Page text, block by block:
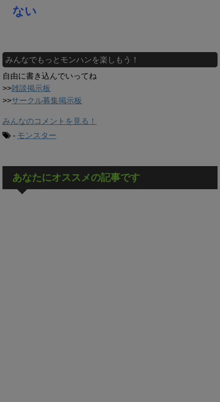
ない
みんなでもっとモンハンを楽しもう！
自由に書き込んでいってね
>>雑談掲示板
>>サークル募集掲示板
みんなのコメントを見る！
- モンスター
あなたにオススメの記事です